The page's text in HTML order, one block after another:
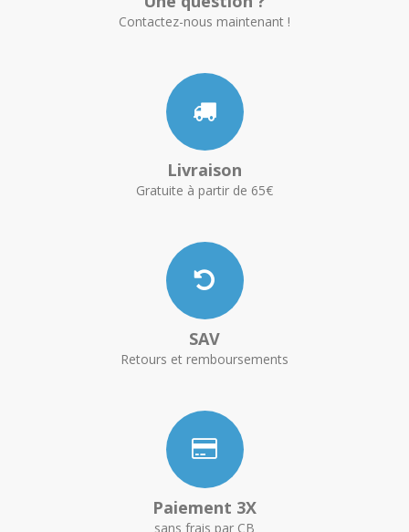
Contactez-nous maintenant !
Livraison
Gratuite à partir de 65€
SAV
Retours et remboursements
Paiement 3X
sans frais par CB